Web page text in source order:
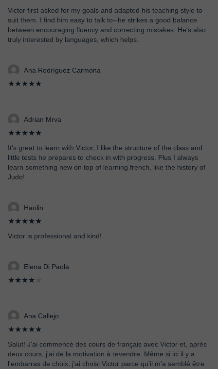
Victor first asked for my goals and adapted his teaching style to
suit them. I find him easy to talk to--he strikes a good balance
between encouraging fluency and correcting mistakes. He's also
truly interested by languages, which helps.
Ana Rodríguez Carmona
★★★★★
Adrian Mrva
★★★★★
It's great to learn with Victor, I like the structure of the class and
little tests he prepares to check in with progress. Plus I always
learn something new on top of learning french, like the history of
Judo!
Haolin
★★★★★
Victor is professional and kind!
Elena Di Paola
★★★★
Ana Callejo
★★★★★
Salut! J'ai commencé des cours de français avec Victor et, après
deux cours, j'ai de la motivation à revendre. Même si ici il y a
l'embarras de choix, j'ai choisi Victor parce qu'il m'a semblé être